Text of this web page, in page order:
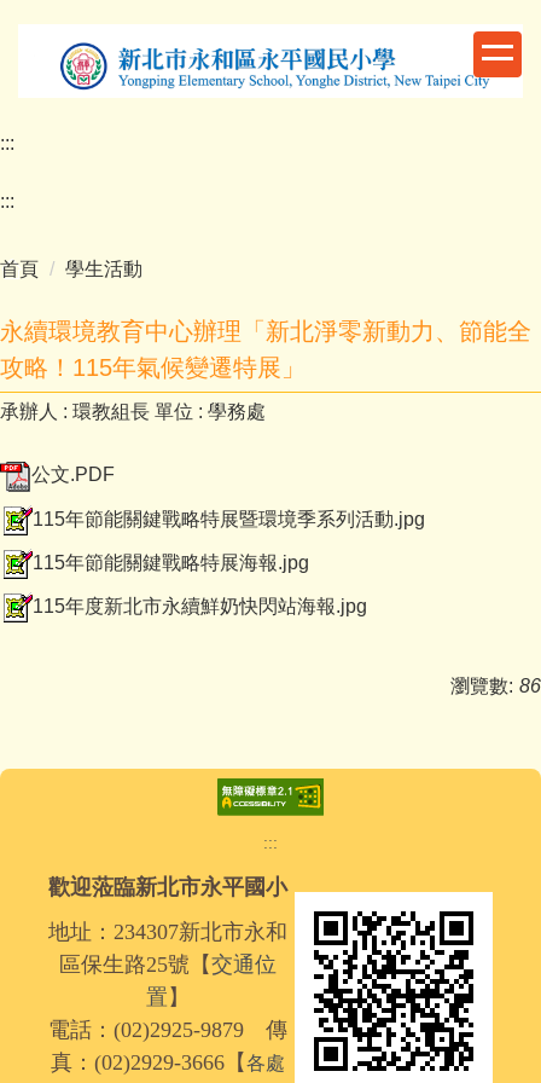
內
區
:::
:::
首頁 學生活動
永續環境教育中心辦理「新北淨零新動力、節能全
攻略！115年氣候變遷特展」
承辦人 : 環教組長 單位 : 學務處
公文.PDF
115年節能關鍵戰略特展暨環境季系列活動.jpg
115年節能關鍵戰略特展海報.jpg
115年度新北市永續鮮奶快閃站海報.jpg
瀏覽數: 86
:::
歡迎蒞臨新北市永平國小
地址：234307新北市永和
區保生路25號【交通位
置 】
電話：(02)2925-9879 傳
真：(02)2929-3666【各處